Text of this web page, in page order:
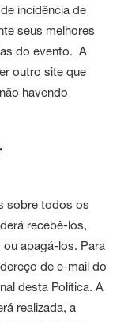
incidência de
seus melhores
do evento. A
outro site que
havendo
sobre todos os
recebê-los,
apagá-los. Para
de e-mail do
desta Política. A
realizada, a